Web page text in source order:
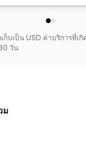
ก็บเป็น USD ค่าบริการที่เ
วัน
ม